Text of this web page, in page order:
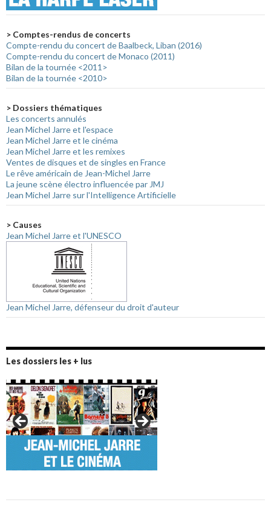
> Comptes-rendus de concerts
Compte-rendu du concert de Baalbeck, Liban (2016)
Compte-rendu du concert de Monaco (2011)
Bilan de la tournée <2011>
Bilan de la tournée <2010>
> Dossiers thématiques
Les concerts annulés
Jean Michel Jarre et l'espace
Jean Michel Jarre et le cinéma
Jean Michel Jarre et les remixes
Ventes de disques et de singles en France
Le rêve américain de Jean-Michel Jarre
La jeune scène électro influencée par JMJ
Jean Michel Jarre sur l'Intelligence Artificielle
> Causes
Jean Michel Jarre et l'UNESCO
Jean Michel Jarre, défenseur du droit d'auteur
Les dossiers les + lus